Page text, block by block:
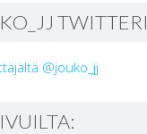
@jouko_jj